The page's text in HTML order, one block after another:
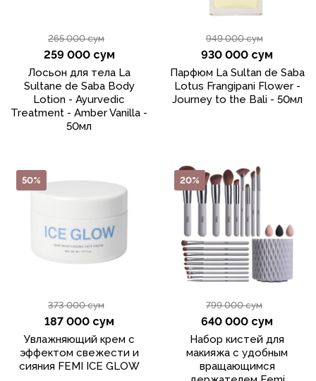
265 000 сум
259 000 сум
Лосьон для тела La
Sultane de Saba Body
Lotion - Ayurvedic
Treatment - Amber Vanilla -
50мл
949 000 сум
930 000 сум
Парфюм La Sultan de Saba
Lotus Frangipani Flower -
Journey to the Bali - 50мл
50%
373 000 сум
187 000 сум
Увлажняющий крем с
эффектом свежести и
сияния FEMI ICE GLOW
20%
799 000 сум
640 000 сум
Набор кистей для
макияжа с удобным
вращающимся